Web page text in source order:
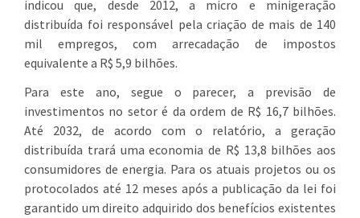
indicou que, desde 2012, a micro e minigeração
distribuída foi responsável pela criação de mais de 140
mil empregos, com arrecadação de impostos
equivalente a R$ 5,9 bilhões.
Para este ano, segue o parecer, a previsão de
investimentos no setor é da ordem de R$ 16,7 bilhões.
Até 2032, de acordo com o relatório, a geração
distribuída trará uma economia de R$ 13,8 bilhões aos
consumidores de energia. Para os atuais projetos ou os
protocolados até 12 meses após a publicação da lei foi
garantido um direito adquirido dos benefícios existentes